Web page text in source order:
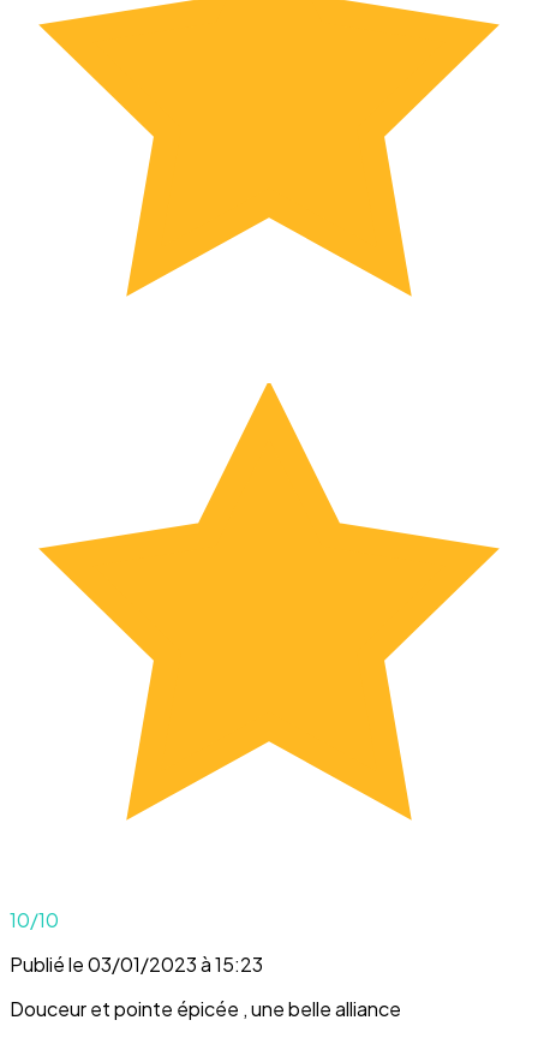
10/10
Publié le 03/01/2023 à 15:23
Douceur et pointe épicée , une belle alliance